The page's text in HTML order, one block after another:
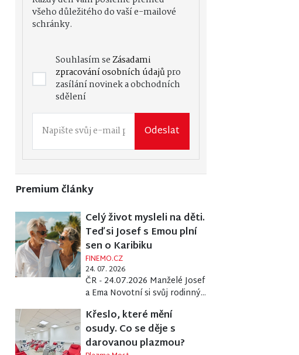
všeho důležitého do vaší e-mailové
schránky.
Souhlasím seZásadami
zpracování osobních údajůpro
zasílání novinek a obchodních
sdělení
Odeslat
Premium články
Celý život mysleli na děti.
Teď si Josef s Emou plní
sen o Karibiku
FINEMO.CZ
24. 07. 2026
ČR - 24.07.2026 Manželé Josef
a Ema Novotní si svůj rodinný...
Křeslo, které mění
osudy. Co se děje s
darovanou plazmou?